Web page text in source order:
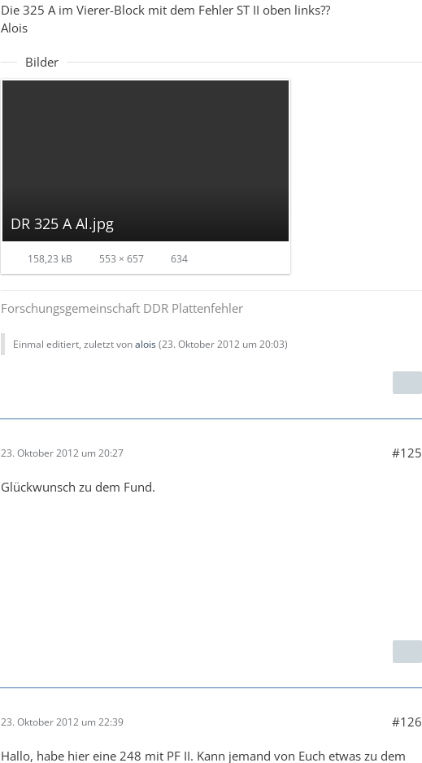
Die 325 A im Vierer-Block mit dem Fehler ST II oben links??
Alois
Bilder
DR 325 A Al.jpg
158,23 kB 553 × 657 634
Forschungsgemeinschaft DDR Plattenfehler
Einmal editiert, zuletzt vonalois(23. Oktober 2012 um 20:03)
23. Oktober 2012 um 20:27 #125
Glückwunsch zu dem Fund.
23. Oktober 2012 um 22:39 #126
Hallo, habe hier eine 248 mit PF II. Kann jemand von Euch etwas zu dem